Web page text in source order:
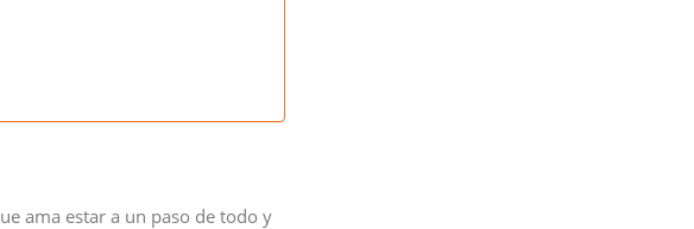
ama estar a un paso de todo y